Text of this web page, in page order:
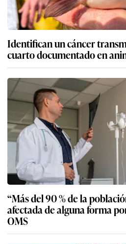
Identifican un cáncer
cuarto documentado en
“Más del 90 % de la
afectada de alguna forma
OMS